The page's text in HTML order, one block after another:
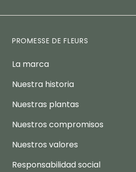
PROMESSE DE FLEURS
La marca
Nuestra historia
Nuestras plantas
Nuestros compromisos
Nuestros valores
Responsabilidad social